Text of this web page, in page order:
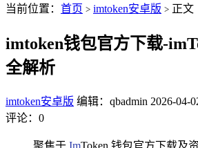
当前位置： 首页 > imtoken安卓版 > 正文
imtoken钱包官方下载-
全解析
imtoken安卓版 编辑：qbadmin 2026-04-
评论：0
聚焦于 ImToken 钱包官方下载及